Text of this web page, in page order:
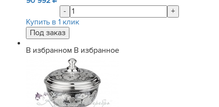
-
+
Купить в 1 клик
В избранном В избранное